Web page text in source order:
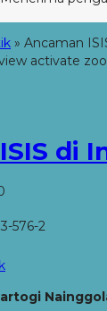
» Ancaman
activate
di
576-2